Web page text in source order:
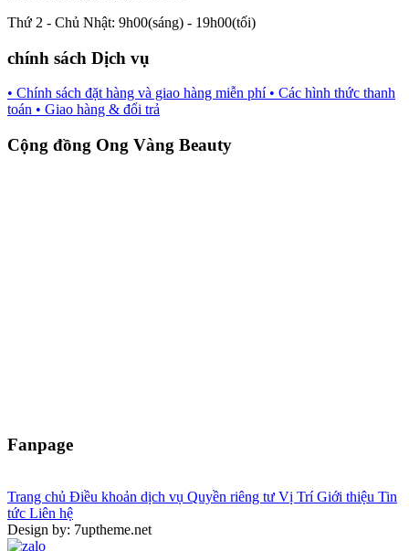
Thứ 2 - Chủ Nhật: 9h00(sáng) - 19h00(tối)
chính sách Dịch vụ
• Chính sách đặt hàng và giao hàng miễn phí • Các hình thức thanh
toán • Giao hàng & đổi trả
Cộng đồng Ong Vàng Beauty
Fanpage
Trang chủ Điều khoản dịch vụ Quyền riêng tư Vị Trí Giới thiệu Tin
tức Liên hệ
Design by: 7uptheme.net